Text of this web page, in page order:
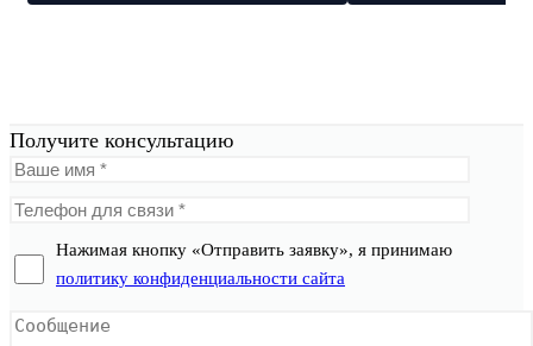
Получите консультацию
Нажимая кнопку «Отправить заявку», я принимаю
политику конфиденциальности сайта